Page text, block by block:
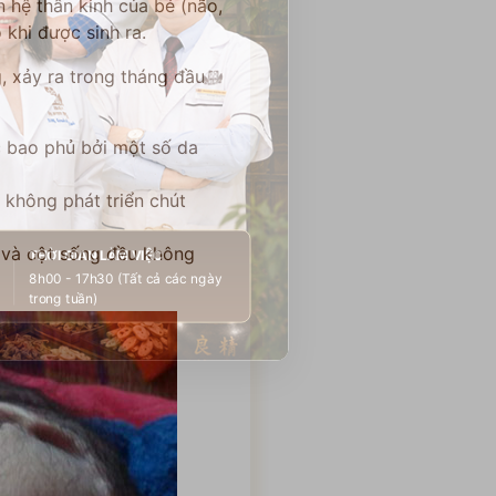
thần kinh của bé (não,
khi được sinh ra.
xảy ra trong tháng đầu
phủ bởi một số da
phát triển chút
cột sống đều không
THỜI GIAN LÀM VIỆC
8h00 - 17h30 (Tất cả các ngày
trong tuần)